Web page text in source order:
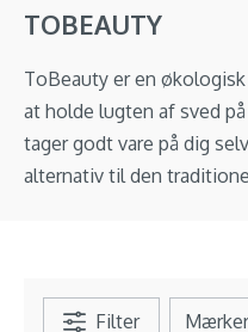
TOBEAUTY
ToBeauty er en
at holde lugten af sved
tager godt vare på dig
alternativ til den
Filter